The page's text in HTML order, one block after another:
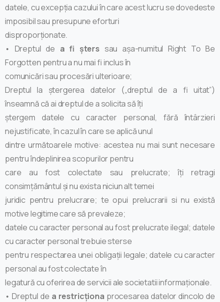
datele, cu excepția cazului în care acest lucru se dovedeste
imposibil sau presupune eforturi
disproporționate.
• Dreptul de a fi șters sau așa-numitul Right To Be
Forgotten pentru a nu mai fi inclus în
comunicări sau procesări ulterioare;
Dreptul la ștergerea datelor („dreptul de a fi uitat”)
înseamnă că ai dreptul de a solicita să îți
ștergem datele cu caracter personal, fără întârzieri
nejustificate, în cazul în care se aplică unul
dintre următoarele motive: acestea nu mai sunt necesare
pentru îndeplinirea scopurilor pentru
care au fost colectate sau prelucrate; îți retragi
consimțământul și nu exista niciun alt temei
juridic pentru prelucrare; te opui prelucrarii si nu există
motive legitime care să prevaleze;
datele cu caracter personal au fost prelucrate ilegal; datele
cu caracter personal trebuie sterse
pentru respectarea unei obligații legale; datele cu caracter
personal au fost colectate în
legatură cu oferirea de servicii ale societatii informaționale.
• Dreptul de a restricționa procesarea datelor dincolo de